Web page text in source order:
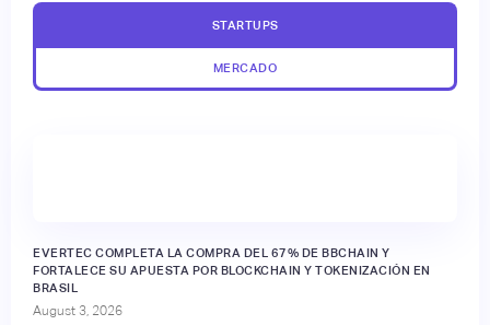
STARTUPS
MERCADO
EVERTEC COMPLETA LA COMPRA DEL 67% DE BBCHAIN Y
FORTALECE SU APUESTA POR BLOCKCHAIN Y TOKENIZACIÓN EN
BRASIL
August 3, 2026